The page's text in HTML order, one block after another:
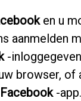
en u
aanmelden
-
browser, of
Facebook-app.